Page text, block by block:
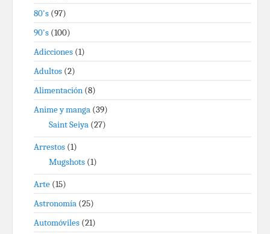
80's (97)
90's (100)
Adicciones (1)
Adultos (2)
Alimentación (8)
Anime y manga (39)
Saint Seiya (27)
Arrestos (1)
Mugshots (1)
Arte (15)
Astronomía (25)
Automóviles (21)